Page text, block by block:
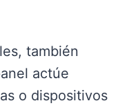
también
actúe
o dispositivos